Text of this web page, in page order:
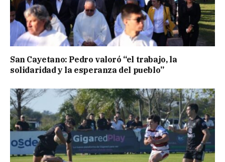
San Cayetano: Pedro valoró “el trabajo, la
solidaridad y la esperanza del pueblo”